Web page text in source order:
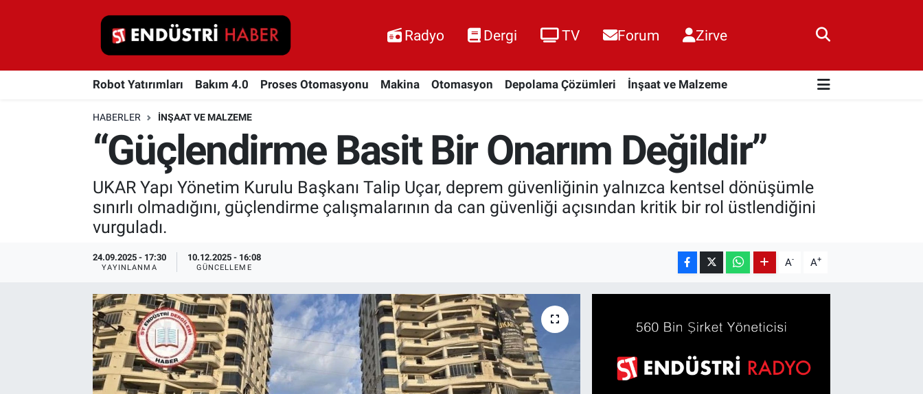
Radyo Dergi TV Forum Zirve
Robot Yatırımları Bakım 4.0 Proses Otomasyonu Makina Otomasyon Depolama Çözümleri İnşaat ve Malzeme
HABERLER İNŞAAT VE MALZEME
“Güçlendirme Basit Bir Onarım Değildir”
UKAR Yapı Yönetim Kurulu Başkanı Talip Uçar, deprem güvenliğinin yalnızca kentsel dönüşümle
sınırlı olmadığını, güçlendirme çalışmalarının da can güvenliği açısından kritik bir rol üstlendiğini
vurguladı.
24.09.2025 - 17:30
YAYINLANMA
10.12.2025 - 16:08
GÜNCELLEME A- A+
Robot Yatırımları
Proses Otomasyonu
Otomasyon
Depolama Çözümleri
İnşaat ve Malzeme
HaberOrtak
EndüstriST
Enerjisini Üreten Fabrikalar